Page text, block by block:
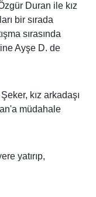
Duran ile kız
bir sırada
sırasında
Ayşe D. de
kız arkadaşı
müdahale
yatırıp,